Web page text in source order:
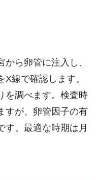
ら卵管に注入し、
線で確認します。
を調べます。検査時
すが、卵管因子の有
す。最適な時期は月